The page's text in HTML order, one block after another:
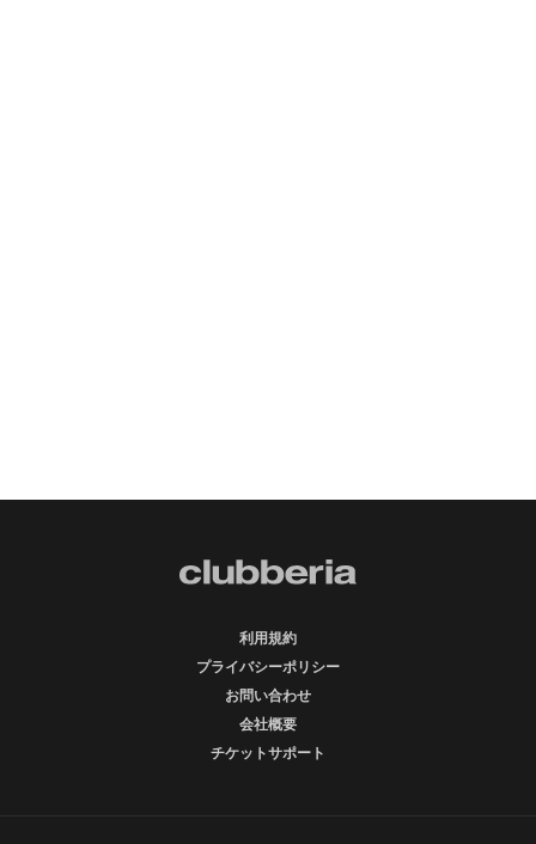
利用規約
プライバシーポリシー
お問い合わせ
会社概要
チケットサポート